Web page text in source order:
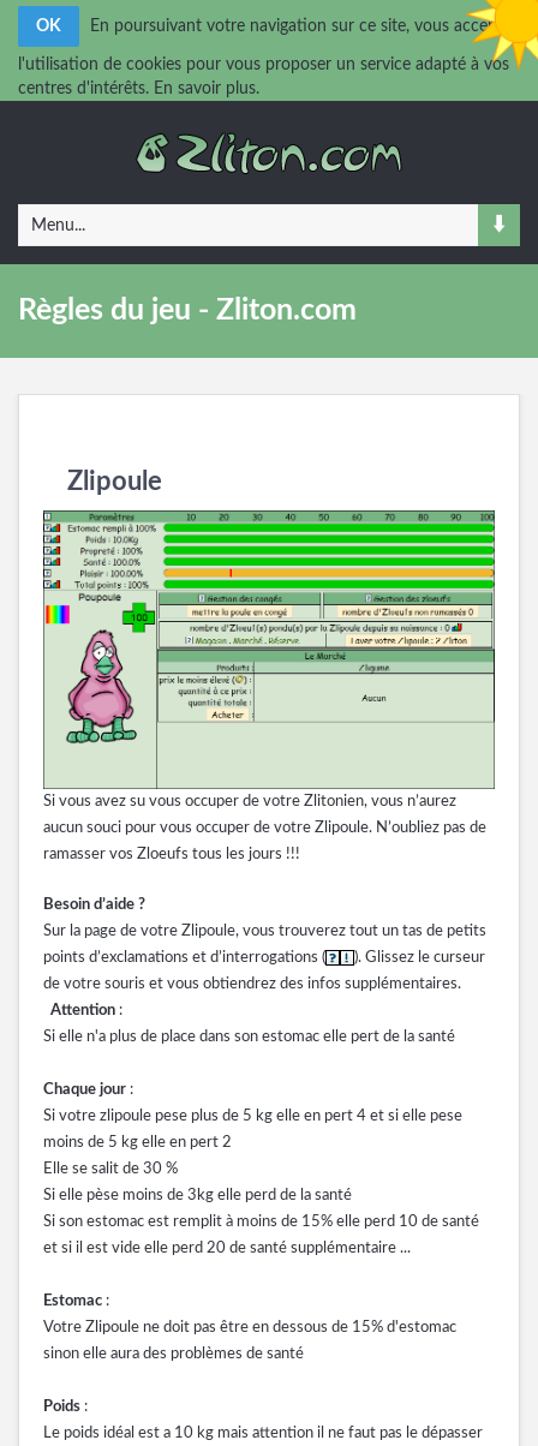
OK En poursuivant votre navigation sur ce site, vous acceptez
l'utilisation de cookies pour vous proposer un service adapté à vos
centres d'intérêts. En savoir plus.
Menu...
Règles du jeu - Zliton.com
Zlipoule
Si vous avez su vous occuper de votre Zlitonien, vous n’aurez
aucun souci pour vous occuper de votre Zlipoule. N’oubliez pas de
ramasser vos Zloeufs tous les jours !!!
Besoin d’aide ?
Sur la page de votre Zlipoule, vous trouverez tout un tas de petits
points d’exclamations et d’interrogations (
). Glissez le curseur
de votre souris et vous obtiendrez des infos supplémentaires.
Attention :
Si elle n'a plus de place dans son estomac elle pert de la santé
Chaque jour :
Si votre zlipoule pese plus de 5 kg elle en pert 4 et si elle pese
moins de 5 kg elle en pert 2
Elle se salit de 30 %
Si elle pèse moins de 3kg elle perd de la santé
Si son estomac est remplit à moins de 15% elle perd 10 de santé
et si il est vide elle perd 20 de santé supplémentaire ...
Estomac :
Votre Zlipoule ne doit pas être en dessous de 15% d'estomac
sinon elle aura des problèmes de santé
Poids :
Le poids idéal est a 10 kg mais attention il ne faut pas le dépasser